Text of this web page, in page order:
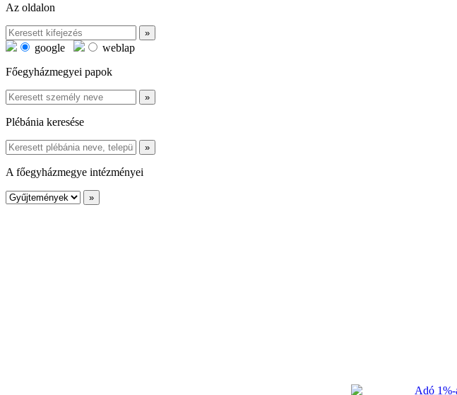
Az oldalon
google
weblap
Főegyházmegyei papok
Plébánia keresése
A főegyházmegye intézményei